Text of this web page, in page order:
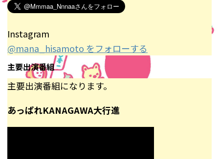
Instagram
@mana_hisamoto をフォローする
主要出演番組
主要出演番組になります。
あっぱれKANAGAWA大行進